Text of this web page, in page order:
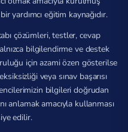
yardımcı eğitim kaynağıdır.
çözümleri, testler, cevap
bilgilendirme ve destek
için azami özen gösterilse
veya sınav başarısı
bilgileri doğrudan
anlamak amacıyla kullanması
edilir.